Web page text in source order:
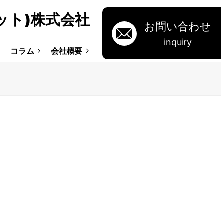
ト)株式会社
コラム 会社概要
お問い合わせ
inquiry